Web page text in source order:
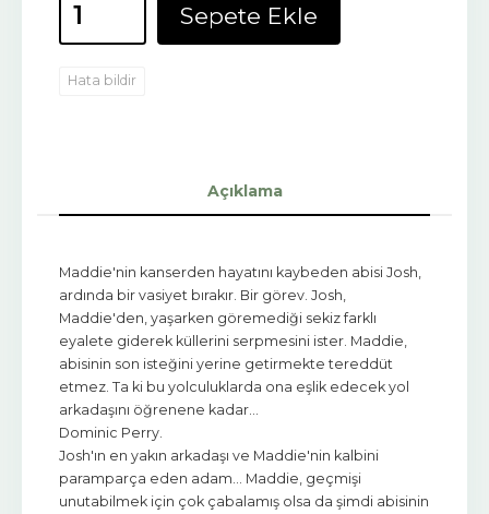
Sepete Ekle
Hata bildir
Açıklama
Maddie'nin kanserden hayatını kaybeden abisi Josh,
ardında bir vasiyet bırakır. Bir görev. Josh,
Maddie'den, yaşarken göremediği sekiz farklı
eyalete giderek küllerini serpmesini ister. Maddie,
abisinin son isteğini yerine getirmekte tereddüt
etmez. Ta ki bu yolculuklarda ona eşlik edecek yol
arkadaşını öğrenene kadar…
Dominic Perry.
Josh'ın en yakın arkadaşı ve Maddie'nin kalbini
paramparça eden adam… Maddie, geçmişi
unutabilmek için çok çabalamış olsa da şimdi abisinin